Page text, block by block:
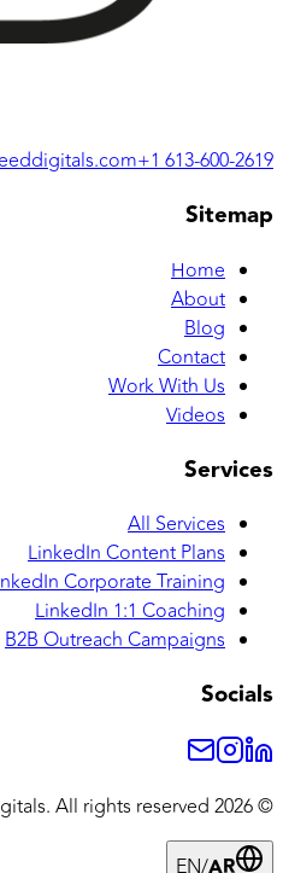
+1 613-600-2619
Sitemap
Home
About
Blog
Contact
Work With Us
Videos
Services
All Services
LinkedIn Content Plans
Corporate Training
LinkedIn 1:1 Coaching
B2B Outreach Campaigns
Socials
©
2026
All rights reserved.
EN/